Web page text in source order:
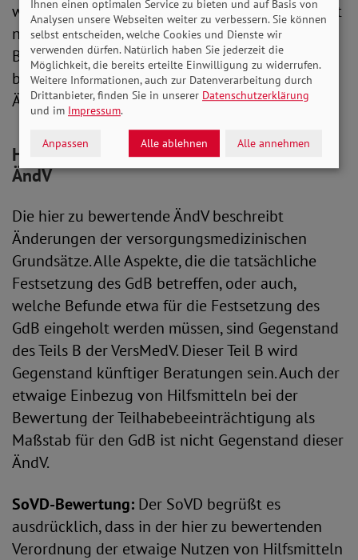
werden. Es wird ausdrücklich begrüßt, dass nicht
nur Ärztinnen und Ärzte, sondern auch
Behindertenverbände und ihre Vertreter*innen
bei den Beratungen über die Anpassungen der
ÄndV einbezogen werden.
Hilfsmittel / Heilmittel nicht Teil dieser
ÄndV
Die hier zu bewertende ÄndV beschreibt
Änderungen der versorgungsmedizinischen
Grundsätze. Alle Aspekte, die die tatsächliche
Festsetzung des GdB betreffen, oder auch,
welche Befunde etwa für die Festsetzung des
GdB eingeholt werden müssen, sind Gegenstand
des Teils B der VersMedV. Dieser Teil B wird
Gegenstand künftiger Beratungen sein. Auch der
etwaige Einbezug von Hilfsmitteln bei der
Bewertung der Teilhabebeeinträchtigung als
Maßstab für den GdB ist nicht Gegenstand dieser
ÄndV.
SoVD-Bewertung: Der SoVD begrüßt es
ausdrücklich, dass in der hier zu bewertenden
Verordnung der etwaige Nutzen von Hilfsmitteln
Ihnen einen optimalen Service zu bieten und auf Basis von
Analysen unsere Webseiten weiter zu verbessern. Sie können
selbst entscheiden, welche Cookies und Dienste wir
verwenden dürfen. Natürlich haben Sie jederzeit die
Möglichkeit, die bereits erteilte Einwilligung zu widerrufen.
Weitere Informationen, auch zur Datenverarbeitung durch
Drittanbieter, finden Sie in unserer Datenschutzerklärung
und im Impressum.
Anpassen Alle ablehnen Alle annehmen